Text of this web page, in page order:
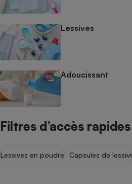
Lessives
Adoucissant
Filtres d’accès rapides
Lessives en poudre Capsules de